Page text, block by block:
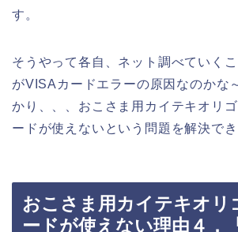
す。
そうやって各自、ネット調べていく
がVISAカードエラーの原因なのかな
かり、、、おこさま用カイテキオリ
ードが使えないという問題を解決でき
おこさま用カイテキオリ
ードが使えない理由４．